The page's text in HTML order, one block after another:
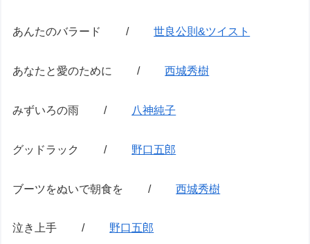
あんたのバラード /世良公則&ツイスト
あなたと愛のために /西城秀樹
みずいろの雨 / 八神純子
グッドラック / 野口五郎
ブーツをぬいで朝食を /西城秀樹
泣き上手 /野口五郎